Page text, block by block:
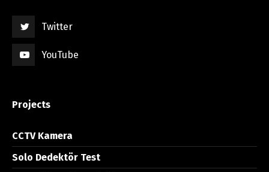
Twitter
YouTube
Projects
CCTV Kamera
Solo Dedektör Test